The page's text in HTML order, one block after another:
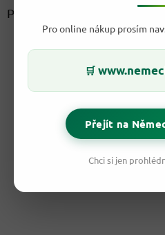
Pro online nákup prosím
🛒
Přejít na
Přijímáme online platby